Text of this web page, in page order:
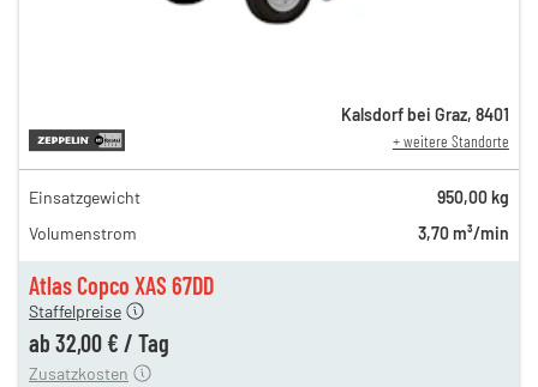
Atlas Copco XAS 67DD
49,00 €
38,00 €
Staffelpreise
ab 32,00 € / Tag
15,00 €
Zusatzkosten
Kalsdorf bei Graz, 8401
+ weitere Standorte
Einsatzgewicht
950,00 kg
Volumenstrom
3,70 m³/min